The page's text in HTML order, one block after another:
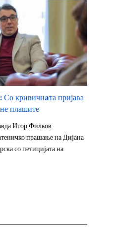
кривичнaта пријава
плашите
Игор Филков
прашање на Дијана
со петицијата на